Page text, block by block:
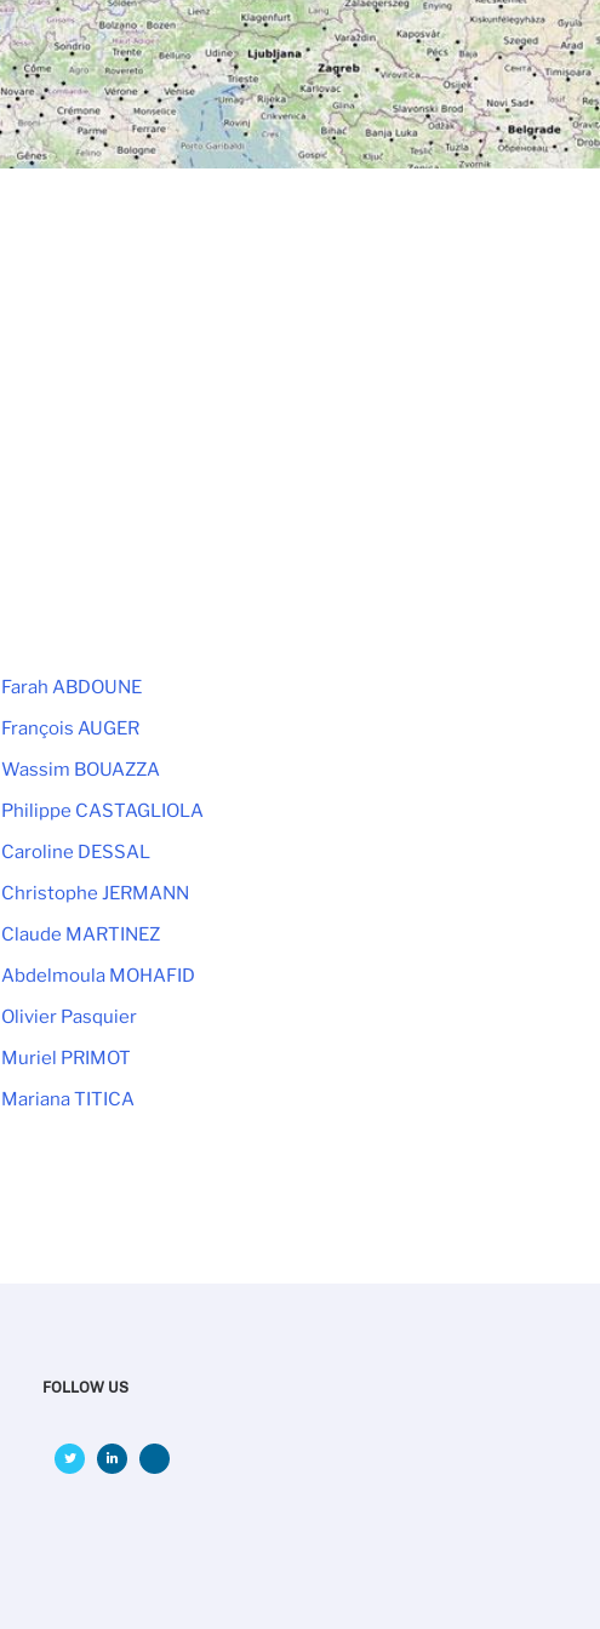
Farah ABDOUNE
François AUGER
Wassim BOUAZZA
Philippe CASTAGLIOLA
Caroline DESSAL
Christophe JERMANN
Claude MARTINEZ
Abdelmoula MOHAFID
Olivier Pasquier
Muriel PRIMOT
Mariana TITICA
FOLLOW US